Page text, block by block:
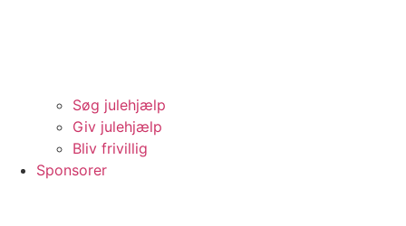
Søg julehjælp
Giv julehjælp
Bliv frivillig
Sponsorer